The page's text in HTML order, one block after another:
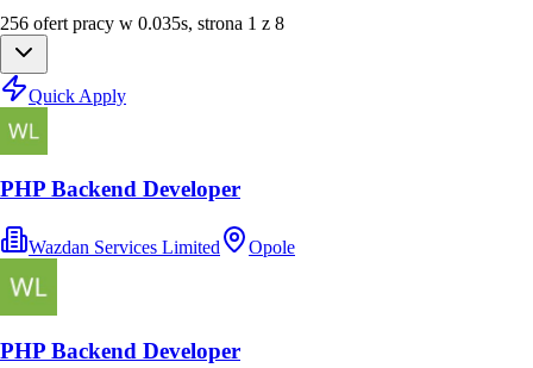
256 ofert pracy w 0.035s, strona 1 z 8
Quick Apply
PHP Backend Developer
Wazdan Services Limited Opole
PHP Backend Developer